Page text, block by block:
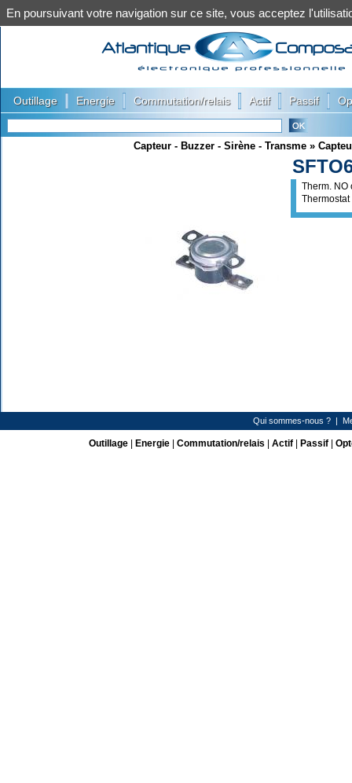
Outillage Energie Commutation/relais Actif Passif
Capteur - Buzzer - Sirène - Transme »
Therm. NO
Qui sommes-nous ? |
Outillage| Energie| Commutation/relais Actif| Passif|
En poursuivant votre navigation sur ce site, vous acceptez